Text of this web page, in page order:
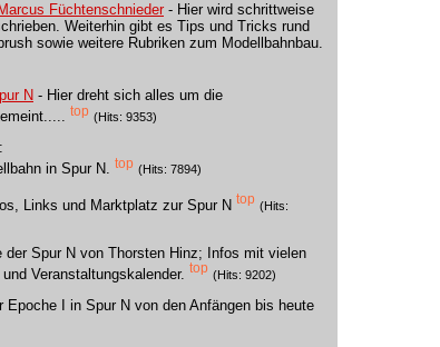
Füchtenschnieder - Hier wird schrittweise
Weiterhin gibt es Tips und Tricks rund
sowie weitere Rubriken zum Modellbahnbau.
N - Hier dreht sich alles um die
top (Hits: 9353)
in Spur N. top (Hits: 7894)
Links und Marktplatz zur Spur N top (Hits:
der Spur N von Thorsten Hinz; Infos mit vielen
Veranstaltungskalender. top (Hits: 9202)
Epoche I in Spur N von den Anfängen bis heute